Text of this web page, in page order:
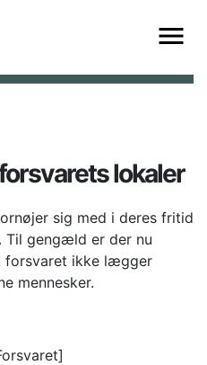
lokaler
sig med i deres fritid
Til gengæld er der nu
forsvaret ikke lægger
mennesker.